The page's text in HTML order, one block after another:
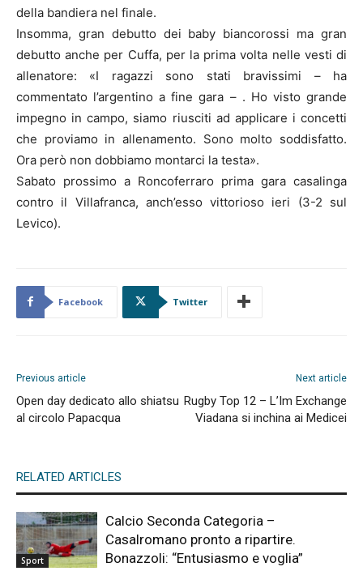
della bandiera nel finale.
Insomma, gran debutto dei baby biancorossi ma gran
debutto anche per Cuffa, per la prima volta nelle vesti di
allenatore: «I ragazzi sono stati bravissimi – ha
commentato l’argentino a fine gara – . Ho visto grande
impegno in campo, siamo riusciti ad applicare i concetti
che proviamo in allenamento. Sono molto soddisfatto.
Ora però non dobbiamo montarci la testa».
Sabato prossimo a Roncoferraro prima gara casalinga
contro il Villafranca, anch’esso vittorioso ieri (3-2 sul
Levico).
Facebook Twitter
Previous article
Open day dedicato allo shiatsu
al circolo Papacqua
Next article
Rugby Top 12 – L’Im Exchange
Viadana si inchina ai Medicei
RELATED ARTICLES
Sport
Calcio Seconda Categoria –
Casalromano pronto a ripartire.
Bonazzoli: “Entusiasmo e voglia”